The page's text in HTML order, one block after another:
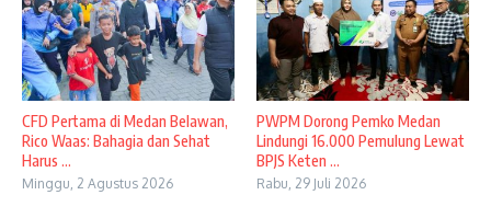
CFD Pertama di Medan Belawan,
Rico Waas: Bahagia dan Sehat
Harus ...
Minggu, 2 Agustus 2026
PWPM Dorong Pemko Medan
Lindungi 16.000 Pemulung Lewat
BPJS Keten ...
Rabu, 29 Juli 2026